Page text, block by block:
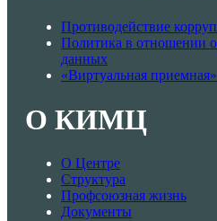
Противодействие
Политика в отношении
данных
«Виртуальная
О КИМЦ
О Центре
Структура
Профсоюзная жизнь
Документы